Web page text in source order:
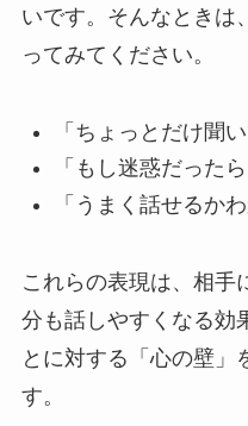
いです。そんなときは
ってみてください。
「ちょっとだけ聞
「もし迷惑だった
「うまく話せるか
これらの表現は、相手
分も話しやすくなる効
とに対する「心の壁」
す。